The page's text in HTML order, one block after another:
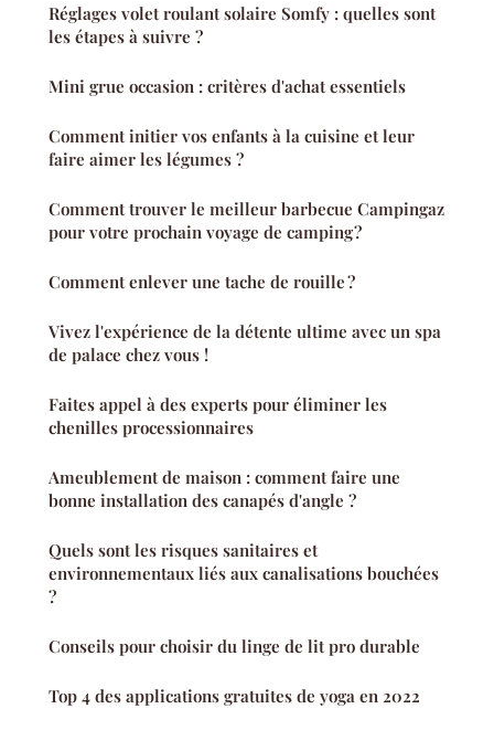
Réglages volet roulant solaire Somfy : quelles sont
les étapes à suivre ?
Mini grue occasion : critères d'achat essentiels
Comment initier vos enfants à la cuisine et leur
faire aimer les légumes ?
Comment trouver le meilleur barbecue Campingaz
pour votre prochain voyage de camping ?
Comment enlever une tache de rouille ?
Vivez l'expérience de la détente ultime avec un spa
de palace chez vous !
Faites appel à des experts pour éliminer les
chenilles processionnaires
Ameublement de maison : comment faire une
bonne installation des canapés d'angle ?
Quels sont les risques sanitaires et
environnementaux liés aux canalisations bouchées
?
Conseils pour choisir du linge de lit pro durable
Top 4 des applications gratuites de yoga en 2022